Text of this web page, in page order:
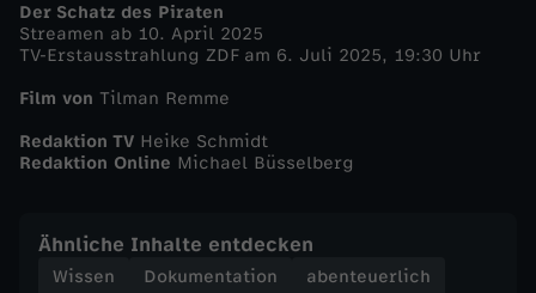
i
r
a
e
Der Schatz des Piraten
Streamen ab 10. April 2025
TV-Erstausstrahlung ZDF am 6. Juli 2025, 19:30 Uhr
Film von Tilman Remme
Redaktion TV Heike Schmidt
Redaktion Online Michael Büsselberg
Ähnliche Inhalte entdecken
Wissen Dokumentation
abenteuerlich